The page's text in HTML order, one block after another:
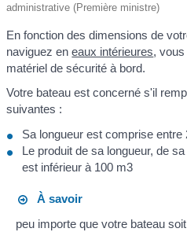
administrative (Première ministre)
En fonction des dimensions de
naviguez eneaux intérieures,
matériel de sécurité à bord.
Votre bateau est concerné s'il
suivantes :
Sa longueur est comprise
Le produit de sa longueur, de
est inférieur à 100 m3
À savoir
peu importe que votre bateau